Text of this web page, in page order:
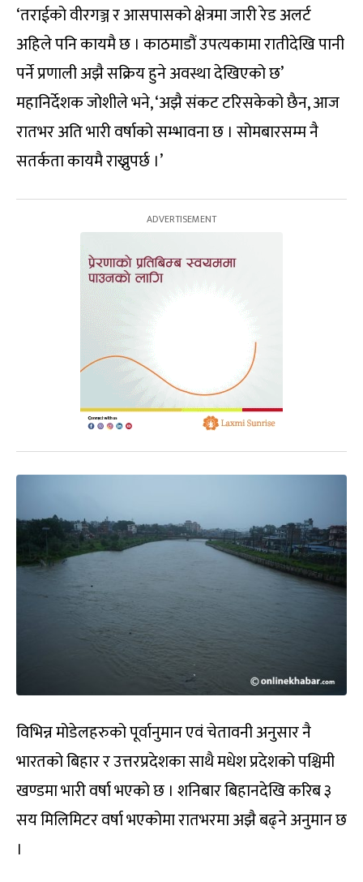
‘तराईको वीरगञ्ज र आसपासको क्षेत्रमा जारी रेड अलर्ट
अहिले पनि कायमै छ । काठमाडौं उपत्यकामा रातीदेखि पानी
पर्ने प्रणाली अझै सक्रिय हुने अवस्था देखिएको छ’
महानिर्देशक जोशीले भने, ‘अझै संकट टरिसकेको छैन, आज
रातभर अति भारी वर्षाको सम्भावना छ । सोमबारसम्म नै
सतर्कता कायमै राख्नुपर्छ ।’
विभिन्न मोडेलहरुको पूर्वानुमान एवं चेतावनी अनुसार नै
भारतको बिहार र उत्तरप्रदेशका साथै मधेश प्रदेशको पश्चिमी
खण्डमा भारी वर्षा भएको छ । शनिबार बिहानदेखि करिब ३
सय मिलिमिटर वर्षा भएकोमा रातभरमा अझै बढ्ने अनुमान छ
।